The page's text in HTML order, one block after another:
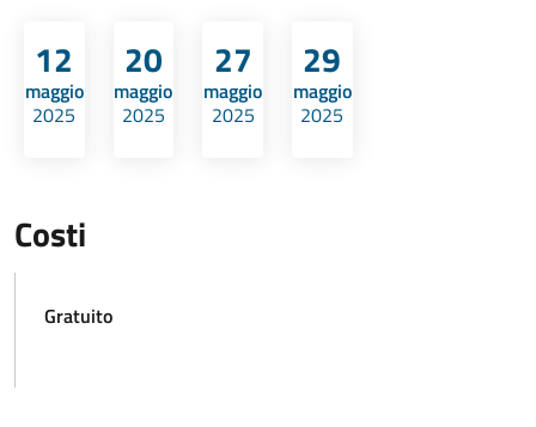
12
maggio
2025
20
maggio
2025
27
maggio
2025
29
maggio
2025
Costi
Gratuito